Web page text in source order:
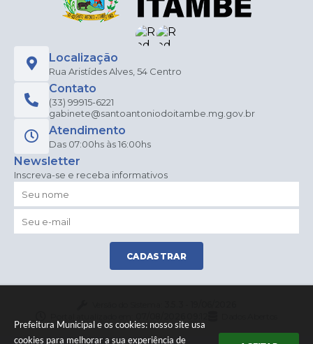
Prefeitura Municipal e os cookies: nosso site usa
cookies para melhorar a sua experiência de
Mira
Sales
Localização
Rua Aristídes Alves, 54 Centro
Contato
(33) 99915-6221
gabinete@santoantoniodoitambe.mg.gov.br
Atendimento
Das 07:00hs às 16:00hs
Newsletter
Inscreva-se e receba informativos
CADASTRAR